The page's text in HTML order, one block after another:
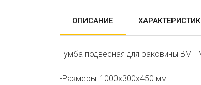
ОПИСАНИЕ
Тумба подвесная для раковины BMT
-Размеры: 1000х300х450 мм